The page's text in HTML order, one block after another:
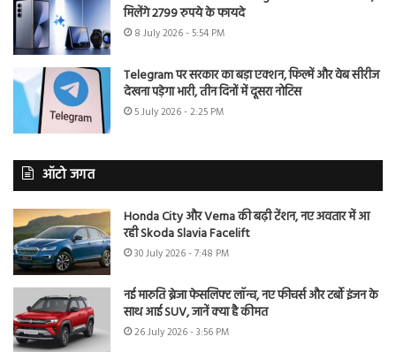
मिलेंगे 2799 रुपये के फायदे
8 July 2026 - 5:54 PM
Telegram पर सरकार का बड़ा एक्शन, फिल्में और वेब सीरीज
देखना पड़ेगा भारी, तीन दिनों में दूसरा नोटिस
5 July 2026 - 2:25 PM
ऑटो जगत
Honda City और Verna की बढ़ी टेंशन, नए अवतार में आ
रही Skoda Slavia Facelift
30 July 2026 - 7:48 PM
नई मारुति ब्रेजा फेसलिफ्ट लॉन्च, नए फीचर्स और टर्बो इंजन के
साथ आई SUV, जानें क्या है कीमत
26 July 2026 - 3:56 PM